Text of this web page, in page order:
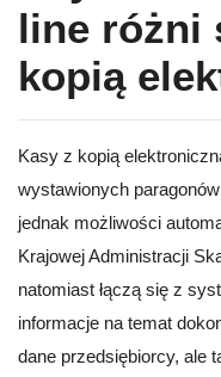
line różni
kopią
Kasy z kopią
wystawionych
jednak możliwości
Krajowej Administracji
natomiast łączą się z
informacje na temat
dane przedsiębiorcy, ale